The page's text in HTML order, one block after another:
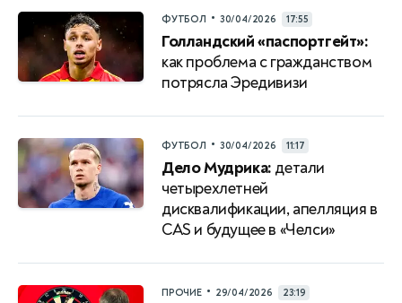
ФУТБОЛ • 30/04/2026 17:55
Голландский «паспортгейт»:
как проблема с гражданством
потрясла Эредивизи
ФУТБОЛ • 30/04/2026 11:17
Дело Мудрика: детали
четырехлетней
дисквалификации, апелляция в
CAS и будущее в «Челси»
ПРОЧИЕ • 29/04/2026 23:19